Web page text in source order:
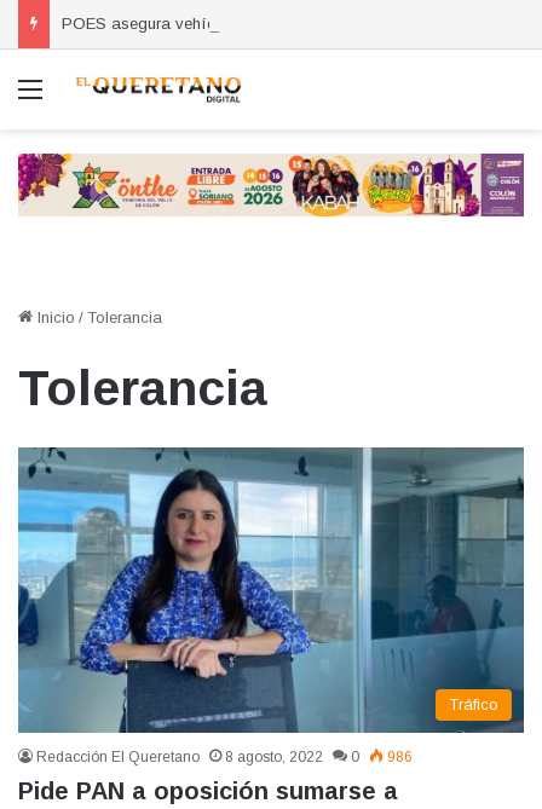
Menú
Inicio / Tolerancia
Tolerancia
Tráfico
Redacción El Queretano 8 agosto, 2022 0 986
Pide PAN a oposición sumarse a